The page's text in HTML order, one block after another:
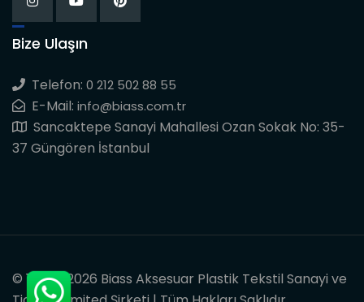
Bize Ulaşın
Telefon: 0 212 502 88 55
E-Mail: info@biass.com.tr
Sancaktepe Sanayi Mahallesi Ozan Sokak No: 35-
37 Güngören İstanbul
© 1997 - 2026 Biass Aksesuar Plastik Tekstil Sanayi ve